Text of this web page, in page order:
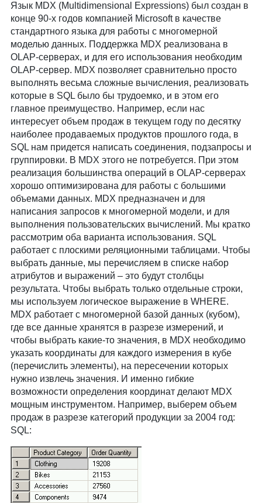
Язык MDX (Multidimensional Expressions) был создан в
конце 90-х годов компанией Microsoft в качестве
стандартного языка для работы с многомерной
моделью данных. Поддержка MDX реализована в
OLAP-серверах, и для его использования необходим
OLAP-сервер. MDX позволяет сравнительно просто
выполнять весьма сложные вычисления, реализовать
которые в SQL было бы трудоемко, и в этом его
главное преимущество. Например, если нас
интересует объем продаж в текущем году по десятку
наиболее продаваемых продуктов прошлого года, в
SQL нам придется написать соединения, подзапросы и
группировки. В MDX этого не потребуется. При этом
реализация большинства операций в OLAP-серверах
хорошо оптимизирована для работы с большими
объемами данных. MDX предназначен и для
написания запросов к многомерной модели, и для
выполнения пользовательских вычислений. Мы кратко
рассмотрим оба варианта использования. SQL
работает с плоскими реляционными таблицами. Чтобы
выбрать данные, мы перечисляем в списке набор
атрибутов и выражений – это будут столбцы
результата. Чтобы выбрать только отдельные строки,
мы используем логическое выражение в WHERE.
MDX работает с многомерной базой данных (кубом),
где все данные хранятся в разрезе измерений, и
чтобы выбрать какие-то значения, в MDX необходимо
указать координаты для каждого измерения в кубе
(перечислить элементы), на пересечении которых
нужно извлечь значения. И именно гибкие
возможности определения координат делают MDX
мощным инструментом. Например, выберем объем
продаж в разрезе категорий продукции за 2004 год:
SQL: